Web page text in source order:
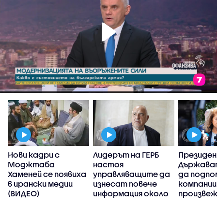
Нови кадри с
Моджтаба
Хаменей се появиха
в ирански медии
(ВИДЕО)
Лидерът на ГЕРБ
настоя
управляващите да
изнесат повече
информация около
да